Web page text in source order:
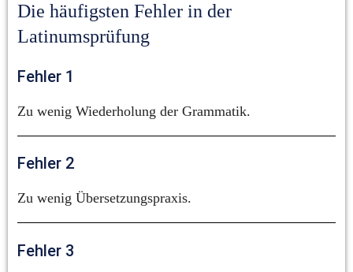
Die häufigsten Fehler in der
Latinumsprüfung
Fehler 1
Zu wenig Wiederholung der Grammatik.
Fehler 2
Zu wenig Übersetzungspraxis.
Fehler 3